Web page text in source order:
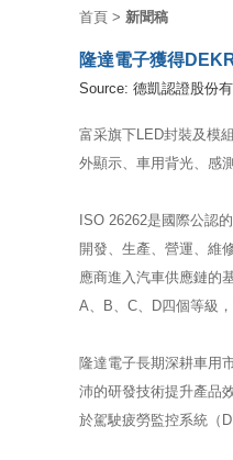
首頁 > 新聞稿
隆達電子獲得
Source: 德凱認證股份
富采旗下LED封裝及模
外顯示、車用背光、感
ISO 26262是國際公認
開發、生產、營運、維
應商進入汽車供應鏈的
A、B、C、D四個等級
隆達電子長期深耕車用
沛的研發技術提升產品
於駕駛疲勞監控系統（